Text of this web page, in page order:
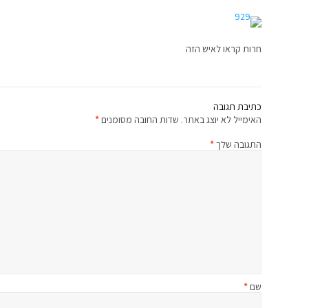
חרות קראו לאיש הזה
כתיבת תגובה
האימייל לא יוצג באתר. שדות החובה מסומנים*
התגובה שלך*
שם*